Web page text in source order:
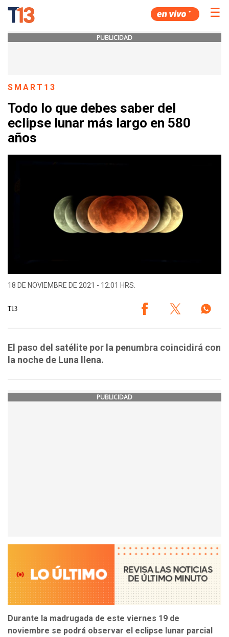
☰
PUBLICIDAD
SMART13
Todo lo que debes saber del
eclipse lunar más largo en 580
años
18 DE NOVIEMBRE DE 2021 - 12:01 HRS.
T13
El paso del satélite por la penumbra coincidirá con
la noche de Luna llena.
PUBLICIDAD
Durante la madrugada de este viernes 19 de
noviembre se podrá observar el eclipse lunar parcial